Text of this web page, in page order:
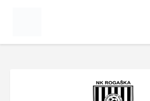
Statistika
Šola NK Rogaška